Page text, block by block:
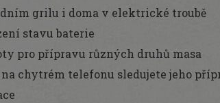
grilu i doma v elektrické troubě
stavu baterie
pro přípravu různých druhů masa
chytrém telefonu sledujete jeho